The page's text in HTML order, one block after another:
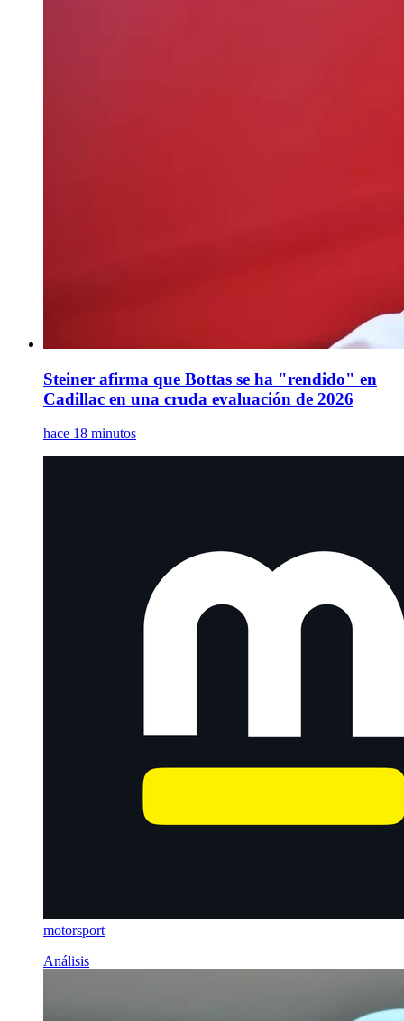
Steiner afirma que Bottas se ha "rendido" en
Cadillac en una cruda evaluación de 2026
hace 18 minutos
motorsport
Análisis